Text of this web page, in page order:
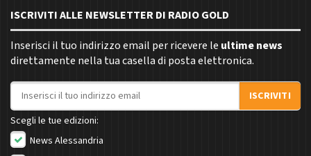
ISCRIVITI ALLE NEWSLETTER DI RADIO GOLD
Inserisci il tuo indirizzo email per ricevere le ultime news
direttamente nella tua casella di posta elettronica.
Indirizzo email
ISCRIVITI
Scegli le tue edizioni:
News Alessandria